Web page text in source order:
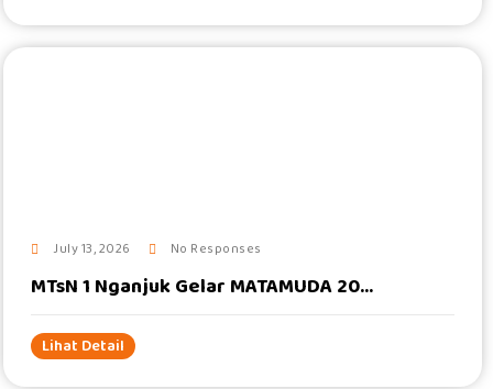
July 13, 2026 No Responses
MTsN 1 Nganjuk Gelar MATAMUDA 20...
Lihat Detail